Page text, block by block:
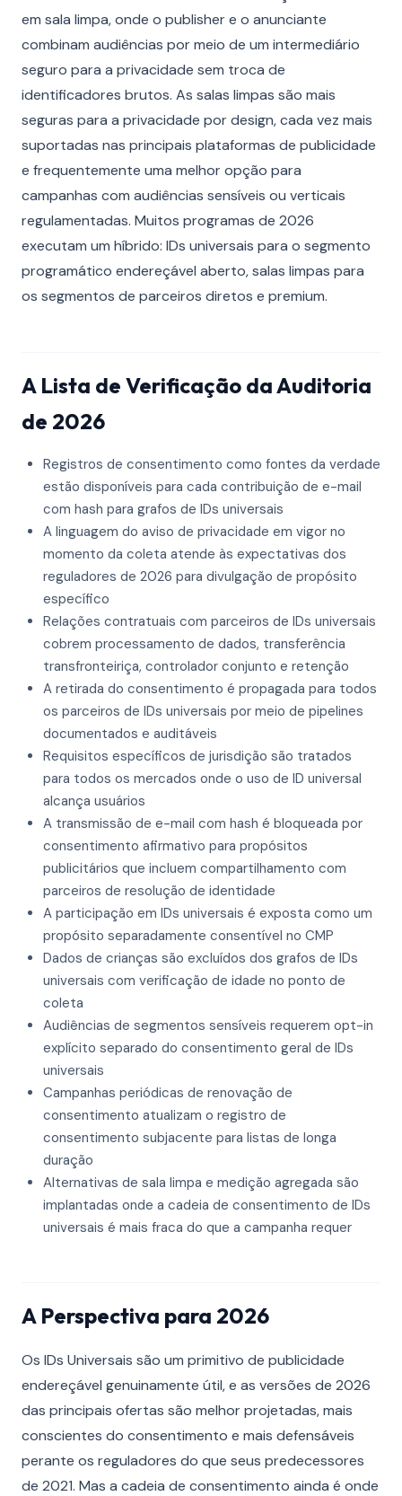
em sala limpa, onde o publisher e o anunciante
combinam audiências por meio de um intermediário
seguro para a privacidade sem troca de
identificadores brutos. As salas limpas são mais
seguras para a privacidade por design, cada vez mais
suportadas nas principais plataformas de publicidade
e frequentemente uma melhor opção para
campanhas com audiências sensíveis ou verticais
regulamentadas. Muitos programas de 2026
executam um híbrido: IDs universais para o segmento
programático endereçável aberto, salas limpas para
os segmentos de parceiros diretos e premium.
A Lista de Verificação da Auditoria
de 2026
Registros de consentimento como fontes da verdade
estão disponíveis para cada contribuição de e-mail
com hash para grafos de IDs universais
A linguagem do aviso de privacidade em vigor no
momento da coleta atende às expectativas dos
reguladores de 2026 para divulgação de propósito
específico
Relações contratuais com parceiros de IDs universais
cobrem processamento de dados, transferência
transfronteiriça, controlador conjunto e retenção
A retirada do consentimento é propagada para todos
os parceiros de IDs universais por meio de pipelines
documentados e auditáveis
Requisitos específicos de jurisdição são tratados
para todos os mercados onde o uso de ID universal
alcança usuários
A transmissão de e-mail com hash é bloqueada por
consentimento afirmativo para propósitos
publicitários que incluem compartilhamento com
parceiros de resolução de identidade
A participação em IDs universais é exposta como um
propósito separadamente consentível no CMP
Dados de crianças são excluídos dos grafos de IDs
universais com verificação de idade no ponto de
coleta
Audiências de segmentos sensíveis requerem opt-in
explícito separado do consentimento geral de IDs
universais
Campanhas periódicas de renovação de
consentimento atualizam o registro de
consentimento subjacente para listas de longa
duração
Alternativas de sala limpa e medição agregada são
implantadas onde a cadeia de consentimento de IDs
universais é mais fraca do que a campanha requer
A Perspectiva para 2026
Os IDs Universais são um primitivo de publicidade
endereçável genuinamente útil, e as versões de 2026
das principais ofertas são melhor projetadas, mais
conscientes do consentimento e mais defensáveis
perante os reguladores do que seus predecessores
de 2021. Mas a cadeia de consentimento ainda é onde